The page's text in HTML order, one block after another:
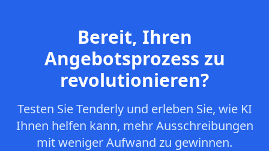
Bereit, Ihren
Angebotsprozess zu
revolutionieren?
Testen Sie Tenderly und erleben Sie, wie KI
Ihnen helfen kann, mehr Ausschreibungen
mit weniger Aufwand zu gewinnen.